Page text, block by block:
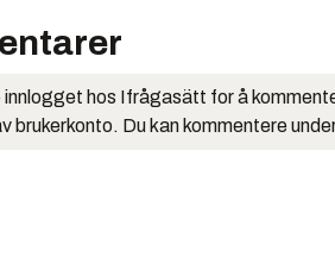
hos Ifrågasätt for å
brukerkonto. Du kan kommentere